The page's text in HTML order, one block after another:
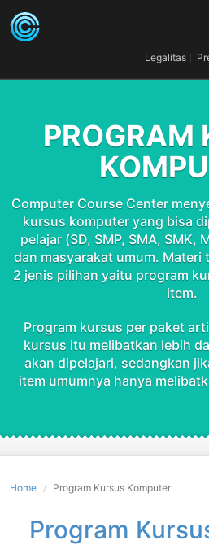
Legalitas
PROGRAM
Computer Course Center
kursus komputer yang bisa
pelajar (SD, SMP, SMA, SMK,
dan masyarakat umum. Materi
2 jenis pilihan yaitu program
item.
Program kursus per paket
kursus itu melibatkan lebih
akan dipelajari, sedangkan
item umumnya hanya
Home Program Kursus Komputer
Program